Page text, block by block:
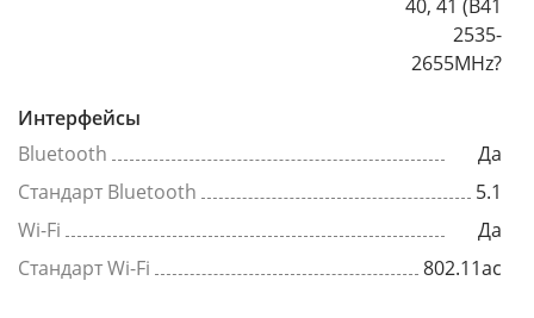
40, 41 (B41
2535-
2655MHz?
Интерфейсы
Bluetooth
Да
Стандарт Bluetooth
5.1
Wi-Fi
Да
Стандарт Wi-Fi
802.11ac